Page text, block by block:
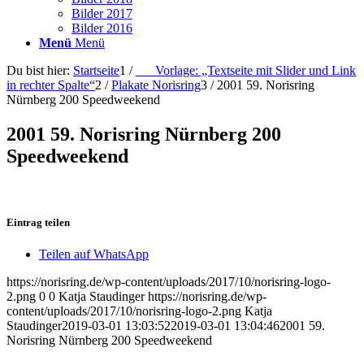
Bilder 2017
Bilder 2016
Menü Menü
Du bist hier: Startseite1 /
___Vorlage: „Textseite mit Slider und Link
in rechter Spalte“2 / Plakate Norisring3 / 2001 59. Norisring
Nürnberg 200 Speedweekend
2001 59. Norisring Nürnberg 200
Speedweekend
Eintrag teilen
Teilen auf WhatsApp
https://norisring.de/wp-content/uploads/2017/10/norisring-logo-
2.png 0 0 Katja Staudinger https://norisring.de/wp-
content/uploads/2017/10/norisring-logo-2.png Katja
Staudinger2019-03-01 13:03:522019-03-01 13:04:462001 59.
Norisring Nürnberg 200 Speedweekend